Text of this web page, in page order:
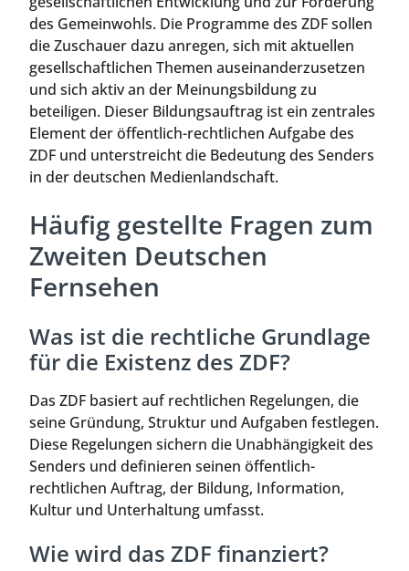
des Gemeinwohls. Die Programme des ZDF sollen
die Zuschauer dazu anregen, sich mit aktuellen
gesellschaftlichen Themen auseinanderzusetzen
und sich aktiv an der Meinungsbildung zu
beteiligen. Dieser Bildungsauftrag ist ein zentrales
Element der öffentlich-rechtlichen Aufgabe des
ZDF und unterstreicht die Bedeutung des Senders
in der deutschen Medienlandschaft.
Häufig gestellte Fragen zum
Zweiten Deutschen
Fernsehen
Was ist die rechtliche Grundlage
für die Existenz des ZDF?
Das ZDF basiert auf rechtlichen Regelungen, die
seine Gründung, Struktur und Aufgaben festlegen.
Diese Regelungen sichern die Unabhängigkeit des
Senders und definieren seinen öffentlich-
rechtlichen Auftrag, der Bildung, Information,
Kultur und Unterhaltung umfasst.
Wie wird das ZDF finanziert?